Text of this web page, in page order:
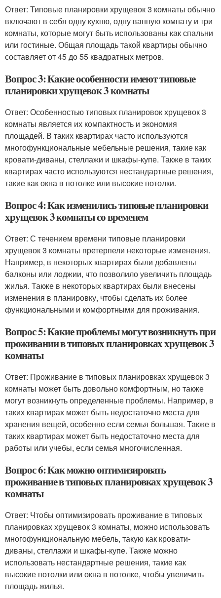
Ответ: Типовые планировки хрущевок 3 комнаты обычно
включают в себя одну кухню, одну ванную комнату и три
комнаты, которые могут быть использованы как спальни
или гостиные. Общая площадь такой квартиры обычно
составляет от 45 до 55 квадратных метров.
Вопрос 3: Какие особенности имеют типовые
планировки хрущевок 3 комнаты
Ответ: Особенностью типовых планировок хрущевок 3
комнаты является их компактность и экономия
площадей. В таких квартирах часто используются
многофункциональные мебельные решения, такие как
кровати-диваны, стеллажи и шкафы-купе. Также в таких
квартирах часто используются нестандартные решения,
такие как окна в потолке или высокие потолки.
Вопрос 4: Как изменились типовые планировки
хрущевок 3 комнаты со временем
Ответ: С течением времени типовые планировки
хрущевок 3 комнаты претерпели некоторые изменения.
Например, в некоторых квартирах были добавлены
балконы или лоджии, что позволило увеличить площадь
жилья. Также в некоторых квартирах были внесены
изменения в планировку, чтобы сделать их более
функциональными и комфортными для проживания.
Вопрос 5: Какие проблемы могут возникнуть при
проживании в типовых планировках хрущевок 3
комнаты
Ответ: Проживание в типовых планировках хрущевок 3
комнаты может быть довольно комфортным, но также
могут возникнуть определенные проблемы. Например, в
таких квартирах может быть недостаточно места для
хранения вещей, особенно если семья большая. Также в
таких квартирах может быть недостаточно места для
работы или учебы, если семья многочисленная.
Вопрос 6: Как можно оптимизировать
проживание в типовых планировках хрущевок 3
комнаты
Ответ: Чтобы оптимизировать проживание в типовых
планировках хрущевок 3 комнаты, можно использовать
многофункциональную мебель, такую как кровати-
диваны, стеллажи и шкафы-купе. Также можно
использовать нестандартные решения, такие как
высокие потолки или окна в потолке, чтобы увеличить
площадь жилья.